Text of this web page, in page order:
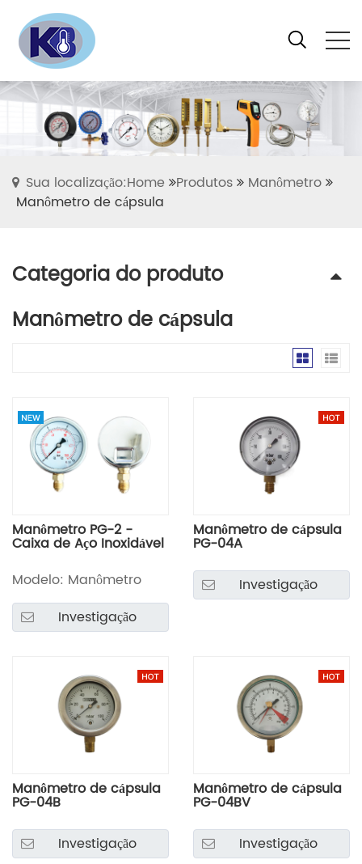
Sua localização:Home Produtos
Manômetro
Manômetro de cápsula
Categoria do produto
Manômetro de cápsula
Manômetro PG-2 -
Caixa de Aço Inoxidável
Modelo: Manômetro
Investigação
Manômetro de cápsula
PG-04A
Investigação
Manômetro de cápsula
PG-04B
Investigação
Manômetro de cápsula
PG-04BV
Investigação